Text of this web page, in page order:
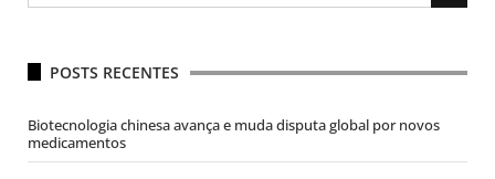
POSTS RECENTES
Biotecnologia chinesa avança e muda disputa global por novos
medicamentos